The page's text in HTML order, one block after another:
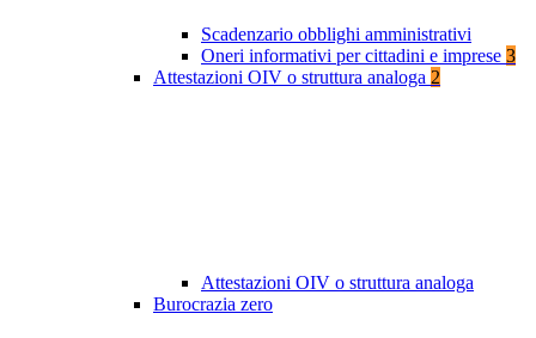
Scadenzario obblighi amministrativi
Oneri informativi per cittadini e imprese 3
Attestazioni OIV o struttura analoga 2
Attestazioni OIV o struttura analoga
Burocrazia zero